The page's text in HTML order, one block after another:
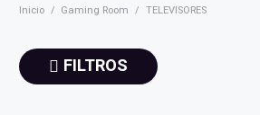
Inicio / Gaming Room / TELEVISORES
FILTROS